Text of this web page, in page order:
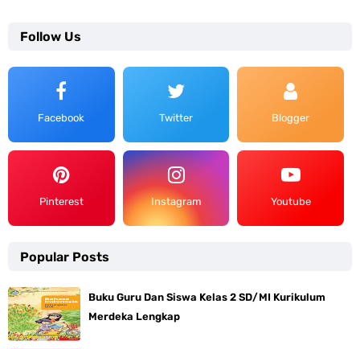
Follow Us
Facebook Twitter Blogger
Pinterest Instagram Youtube
Popular Posts
Buku Guru Dan Siswa Kelas 2 SD/MI Kurikulum
Merdeka Lengkap